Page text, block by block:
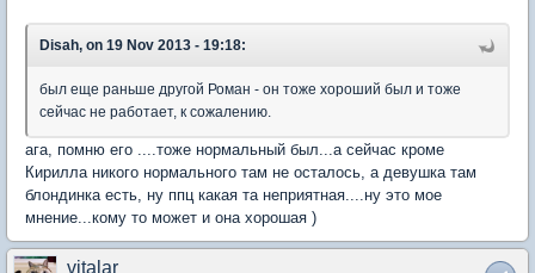
Disah, on 19 Nov 2013 - 19:18:
был еще раньше другой Роман - он тоже хороший был и тоже
сейчас не работает, к сожалению.
ага, помню его ....тоже нормальный был...а сейчас кроме
Кирилла никого нормального там не осталось, а девушка там
блондинка есть, ну ппц какая та неприятная....ну это мое
мнение...кому то может и она хорошая )
vitalar